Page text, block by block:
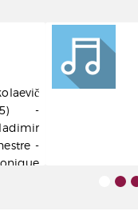
-
-